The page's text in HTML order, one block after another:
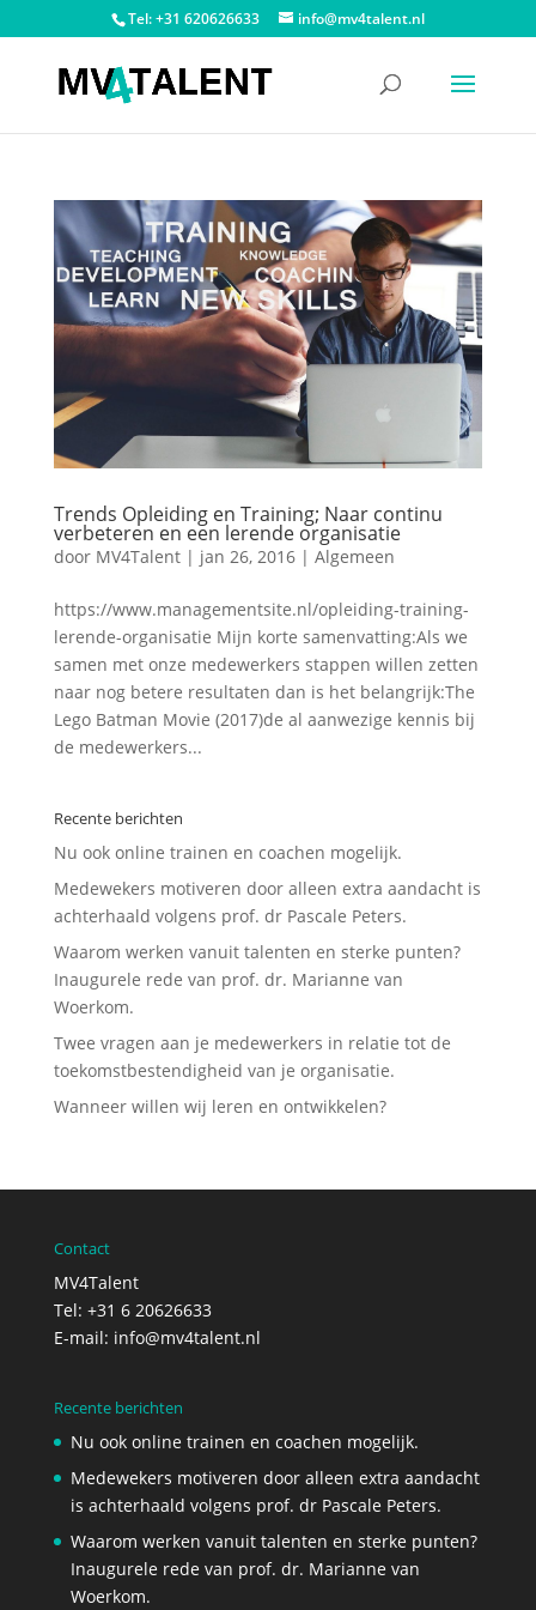
Tel: +31 620626633 info@mv4talent.nl
Trends Opleiding en Training; Naar continu
verbeteren en een lerende organisatie
door MV4Talent| jan 26, 2016| Algemeen
https://www.managementsite.nl/opleiding-training-
lerende-organisatie Mijn korte samenvatting:Als we
samen met onze medewerkers stappen willen zetten
naar nog betere resultaten dan is het belangrijk:The
Lego Batman Movie (2017)de al aanwezige kennis bij
de medewerkers...
Recente berichten
Nu ook online trainen en coachen mogelijk.
Medewekers motiveren door alleen extra aandacht is
achterhaald volgens prof. dr Pascale Peters.
Waarom werken vanuit talenten en sterke punten?
Inaugurele rede van prof. dr. Marianne van
Woerkom.
Twee vragen aan je medewerkers in relatie tot de
toekomstbestendigheid van je organisatie.
Wanneer willen wij leren en ontwikkelen?
Contact
MV4Talent
Tel: +31 6 20626633
E-mail: info@mv4talent.nl
Recente berichten
Nu ook online trainen en coachen mogelijk.
Medewekers motiveren door alleen extra aandacht
is achterhaald volgens prof. dr Pascale Peters.
Waarom werken vanuit talenten en sterke punten?
Inaugurele rede van prof. dr. Marianne van
Woerkom.